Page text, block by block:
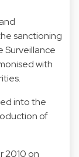
sanctioning
Surveillance
with
into the
of
2010 on